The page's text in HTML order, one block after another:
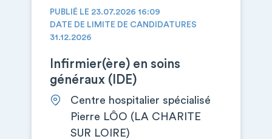
PUBLIÉ LE 23.07.2026 16:09
DATE DE LIMITE DE CANDIDATURES
31.12.2026
Infirmier(ère) en soins
généraux (IDE)
Centre hospitalier spécialisé
Pierre LÔO (LA CHARITE
SUR LOIRE)